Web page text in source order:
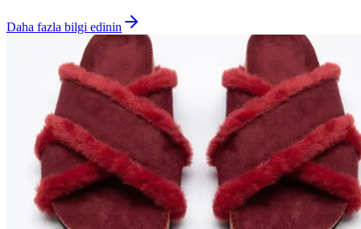
Daha fazla bilgi edinin